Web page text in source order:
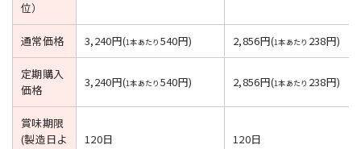
位）
通常価格 3,240円(1本あたり 540円) 2,856円(1本あたり 238円)
定期購入
価格
3,240円(1本あたり 540円) 2,856円(1本あたり 238円)
賞味期限
(製造日よ
120日 120日